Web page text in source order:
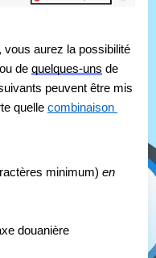
vous aurez la possibilité
de quelques-uns de
peuvent être mis
quelle combinaison
minimum) en
douanière